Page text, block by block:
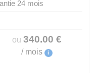
24 mois
ou 340.00 €
/ mois i